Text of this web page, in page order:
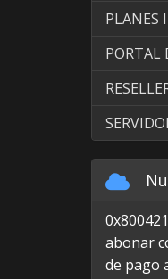
PLANES
PORTAL
abonar
de pago